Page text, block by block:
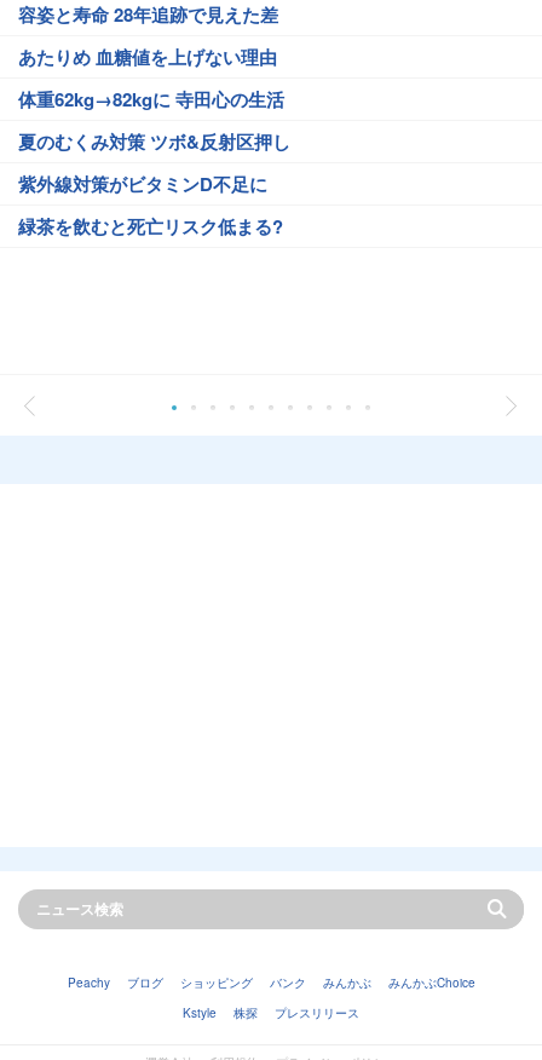
容姿と寿命 28年追跡で見えた差
あたりめ 血糖値を上げない理由
体重62kg→82kgに 寺田心の生活
夏のむくみ対策 ツボ&反射区押し
紫外線対策がビタミンD不足に
緑茶を飲むと死亡リスク低まる?
Peachy ブログ ショッピング バンク みんかぶ
みんかぶChoice
Kstyle
株探 プレスリリース